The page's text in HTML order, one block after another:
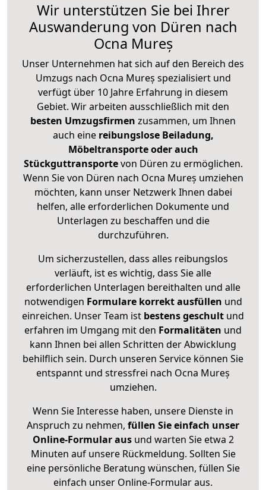
Wir unterstützen Sie bei Ihrer
Auswanderung von Düren nach
Ocna Mureș
Unser Unternehmen hat sich auf den Bereich des
Umzugs nach Ocna Mureș spezialisiert und
verfügt über 10 Jahre Erfahrung in diesem
Gebiet. Wir arbeiten ausschließlich mit den
besten Umzugsfirmen zusammen, um Ihnen
auch eine reibungslose Beiladung,
Möbeltransporte oder auch
Stückguttransportevon Düren zu ermöglichen.
Wenn Sie von Düren nach Ocna Mureș umziehen
möchten, kann unser Netzwerk Ihnen dabei
helfen, alle erforderlichen Dokumente und
Unterlagen zu beschaffen und die
durchzuführen.
Um sicherzustellen, dass alles reibungslos
verläuft, ist es wichtig, dass Sie alle
erforderlichen Unterlagen bereithalten und alle
notwendigen Formulare korrekt ausfüllen und
einreichen. Unser Team ist bestens geschult und
erfahren im Umgang mit den Formalitäten und
kann Ihnen bei allen Schritten der Abwicklung
behilflich sein. Durch unseren Service können Sie
entspannt und stressfrei nach Ocna Mureș
umziehen.
Wenn Sie Interesse haben, unsere Dienste in
Anspruch zu nehmen, füllen Sie einfach unser
Online-Formular ausund warten Sie etwa 2
Minuten auf unsere Rückmeldung. Sollten Sie
eine persönliche Beratung wünschen, füllen Sie
einfach unser Online-Formular aus.